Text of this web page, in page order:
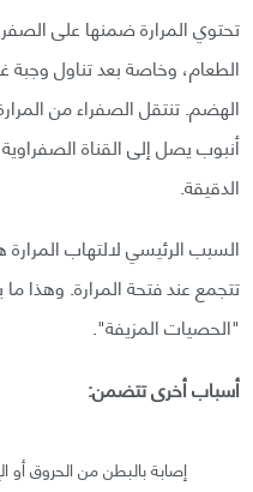
تحتوي المرارة ضمنها على
الطعام، وخاصة بعد تناول
الهضم. تنتقل الصفراء من
أنبوب يصل إلى القناة
الدقيقة.
السبب الرئيسي لالتهاب
تتجمع عند فتحة المرارة. وهذا
"الحصيات المزيفة".
أسباب أخرى تتضمن:
إصابة بالبطن من الحروق أو